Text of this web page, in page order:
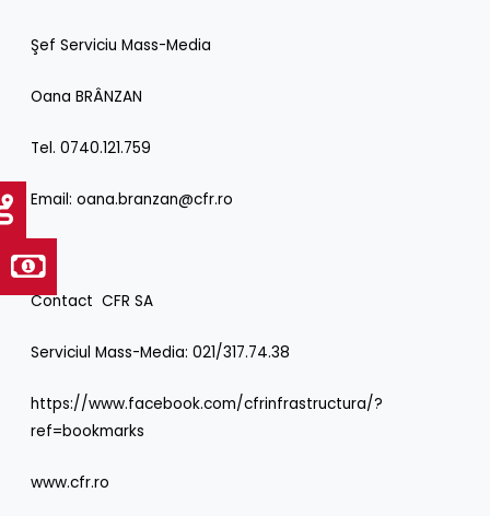
Şef Serviciu Mass-Media
Oana BRÂNZAN
Tel. 0740.121.759
Email:oana.branzan@cfr.ro
Contact CFR SA
Serviciul Mass-Media: 021/317.74.38
https://www.facebook.com/cfrinfrastructura/?
ref=bookmarks
www.cfr.ro